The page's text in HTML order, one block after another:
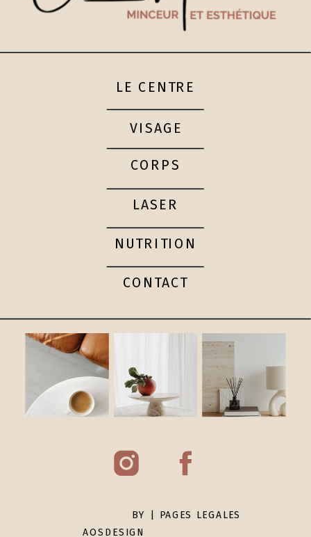
BY
AOSDESIGN
CONTACT
NUTRITION
LASER
CORPS
VISAGE
LE CENTRE
| PAGES LEGALES